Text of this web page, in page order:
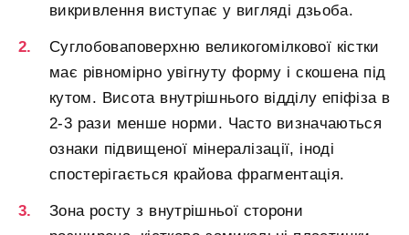
викривлення виступає у вигляді дзьоба.
Суглобоваповерхню великогомілкової кістки
має рівномірно увігнуту форму і скошена під
кутом. Висота внутрішнього відділу епіфіза в
2-3 рази менше норми. Часто визначаються
ознаки підвищеної мінералізації, іноді
спостерігається крайова фрагментація.
Зона росту з внутрішньої сторони